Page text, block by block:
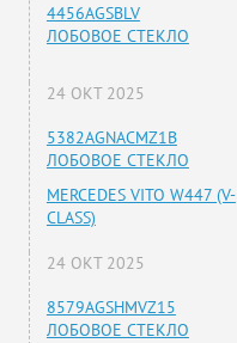
4456AGSBLV
ЛОБОВОЕ СТЕКЛО
24 ОКТ 2025
5382AGNACMZ1B
ЛОБОВОЕ СТЕКЛО
MERCEDES VITO W447 (V-
CLASS)
24 ОКТ 2025
8579AGSHMVZ15
ЛОБОВОЕ СТЕКЛО